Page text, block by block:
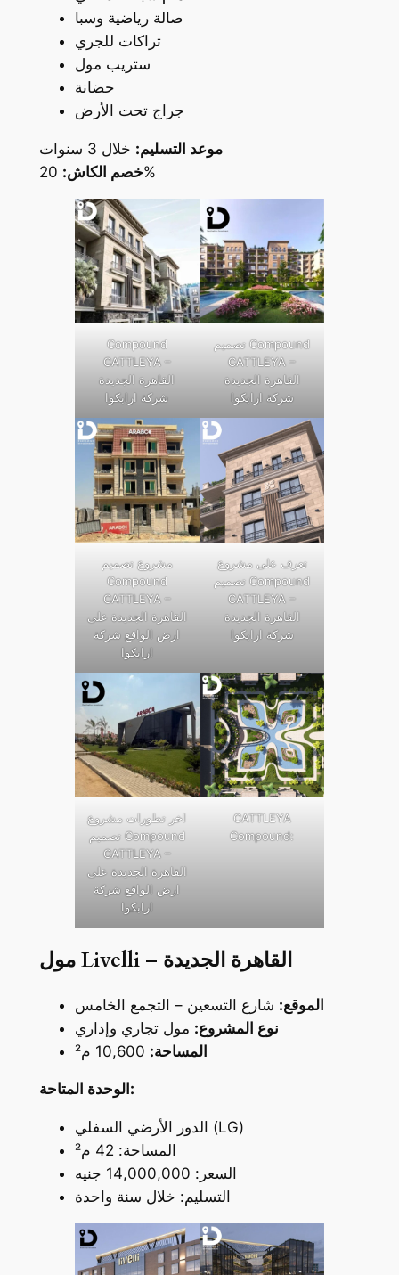
صالة رياضية وسبا
تراكات للجري
ستريب مول
حضانة
جراج تحت الأرض
موعد التسليم: خلال 3 سنوات
خصم الكاش:20%
Compound
CATTLEYA –
القاهرة الجديدة
شركة ارابكوا
تصميم Compound
CATTLEYA –
القاهرة الجديدة
شركة ارابكوا
مشروع تصميم
Compound
CATTLEYA –
القاهرة الجديدة على
ارض الواقع شركة
ارابكوا
تعرف على مشروع
تصميم Compound
CATTLEYA –
القاهرة الجديدة
شركة ارابكوا
اخر تطورات مشروع
تصميم Compound
CATTLEYA –
القاهرة الجديدة على
ارض الواقع شركة
ارابكوا
CATTLEYA
Compound:
مول Livelli – القاهرة الجديدة
الموقع: شارع التسعين – التجمع الخامس
نوع المشروع: مول تجاري وإداري
المساحة:
الوحدة المتاحة:
الدور الأرضي السفلي (LG)
المساحة: 42 م²
السعر: 14,000,000 جنيه
التسليم: خلال سنة واحدة